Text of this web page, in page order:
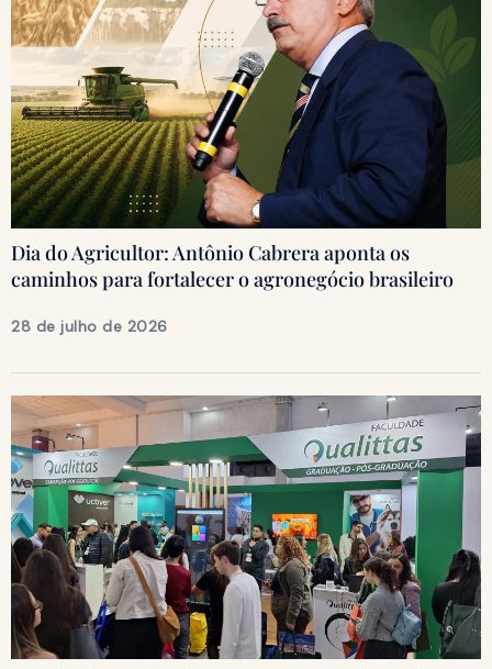
Dia do Agricultor: Antônio Cabrera aponta os
caminhos para fortalecer o agronegócio brasileiro
28 de julho de 2026